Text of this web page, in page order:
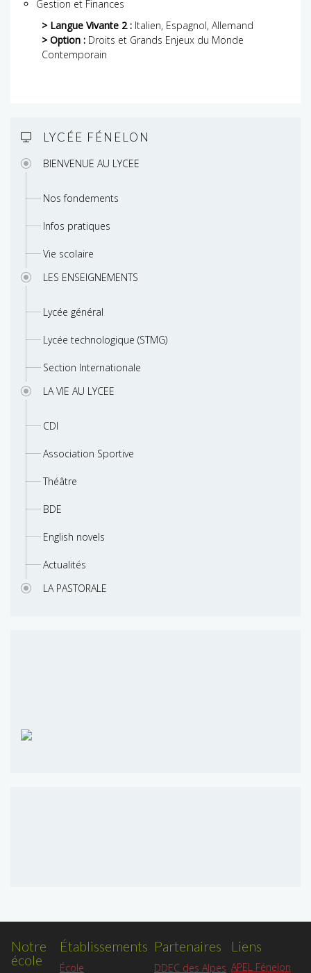
Gestion et Finances
> Langue Vivante 2 : Italien, Espagnol, Allemand
> Option : Droits et Grands Enjeux du Monde
Contemporain
LYCÉE FÉNELON
BIENVENUE AU LYCEE
Nos fondements
Infos pratiques
Vie scolaire
LES ENSEIGNEMENTS
Lycée général
Lycée technologique (STMG)
Section Internationale
LA VIE AU LYCEE
CDI
Association Sportive
Théâtre
BDE
English novels
Actualités
LA PASTORALE
Notre
école
Établissements
École
Partenaires
DDEC des Alpes
Liens
APEL Fénelon